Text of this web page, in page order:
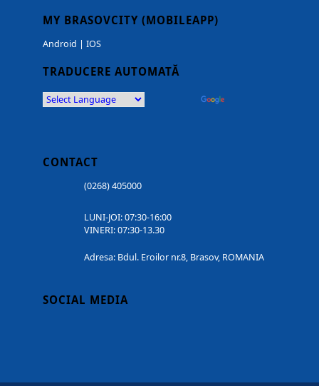
MY BRASOVCITY (MOBILEAPP)
Android | IOS
TRADUCERE AUTOMATĂ
CONTACT
(0268) 405000
LUNI-JOI: 07:30-16:00
VINERI: 07:30-13.30
Adresa: Bdul. Eroilor nr.8, Brasov, ROMANIA
SOCIAL MEDIA